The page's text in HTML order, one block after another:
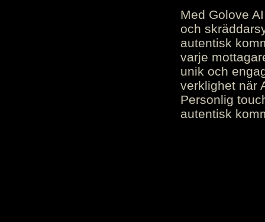
Med Golove
och
autentisk
varje
unik och
verklighet när
Personlig
autentisk